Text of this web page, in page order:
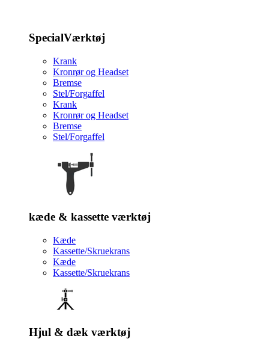
SpecialVærktøj
Krank
Kronrør og Headset
Bremse
Stel/Forgaffel
Krank
Kronrør og Headset
Bremse
Stel/Forgaffel
kæde & kassette værktøj
Kæde
Kassette/Skruekrans
Kæde
Kassette/Skruekrans
Hjul & dæk værktøj